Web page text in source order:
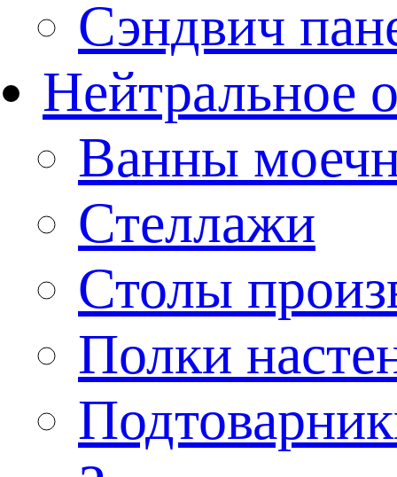
Сэндвич
Нейтральное
Ванны
Стеллажи
Столы
Полки